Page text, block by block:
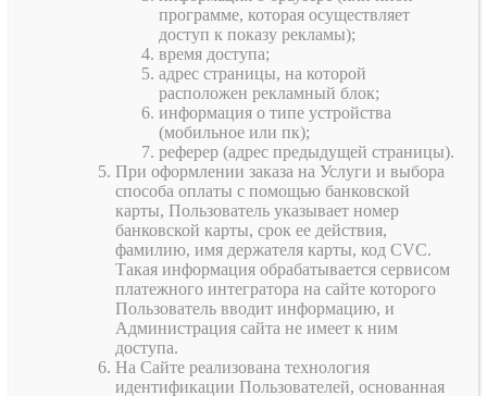
программе, которая осуществляет
доступ к показу рекламы);
время доступа;
адрес страницы, на которой
расположен рекламный блок;
информация о типе устройства
(мобильное или пк);
реферер (адрес предыдущей страницы).
При оформлении заказа на Услуги и выбора
способа оплаты с помощью банковской
карты, Пользователь указывает номер
банковской карты, срок ее действия,
фамилию, имя держателя карты, код CVC.
Такая информация обрабатывается сервисом
платежного интегратора на сайте которого
Пользователь вводит информацию, и
Администрация сайта не имеет к ним
доступа.
На Сайте реализована технология
идентификации Пользователей, основанная